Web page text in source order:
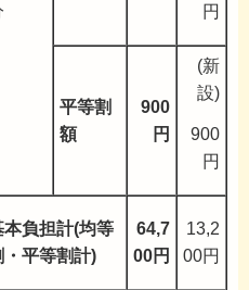
円
平等割
額
900
円
(新
設)
900
円
本負担計(均等
・平等割計)
64,7
00円
13,2
00円